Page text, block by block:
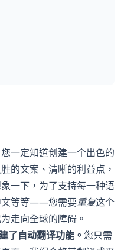
一定知道创建一个出色的
的文案、清晰的利益点，
一下，为了支持每一种语
等等——您需要重复这个
走向全球的障碍。
了自动翻译功能。 您只需